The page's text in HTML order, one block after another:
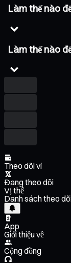
Làm thế nào
Làm thế nào
Theo dõi ví
Đang theo dõi
Vị thế
Danh sách theo
App
Giới thiệu về
Cộng đồng